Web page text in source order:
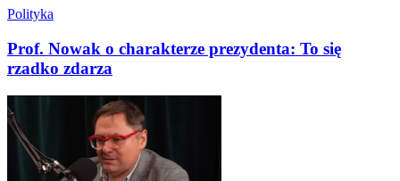
Polityka
Prof. Nowak o charakterze prezydenta: To się
rzadko zdarza